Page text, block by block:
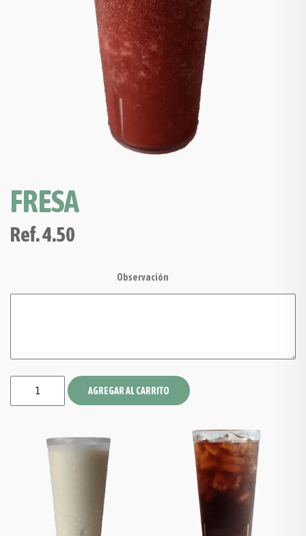
FRESA
Ref.4.50
Observación
AGREGAR AL CARRITO